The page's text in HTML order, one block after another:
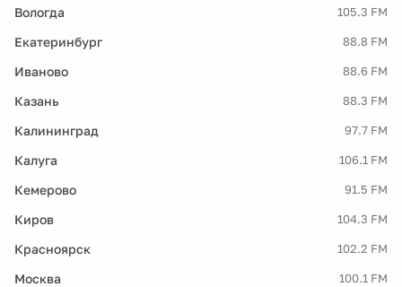
Вологда 105.3 FM
Екатеринбург 88.8 FM
Иваново 88.6 FM
Казань 88.3 FM
Калининград 97.7 FM
Калуга 106.1 FM
Кемерово 91.5 FM
Киров 104.3 FM
Красноярск 102.2 FM
Москва 100.1 FM